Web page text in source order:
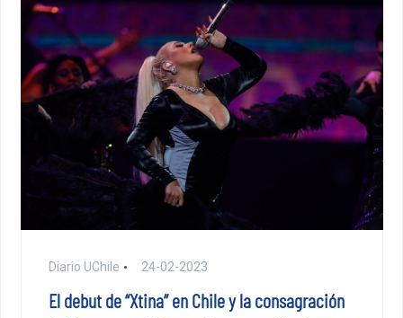
Diario UChile 24-02-2023
El debut de “Xtina” en Chile y la consagración